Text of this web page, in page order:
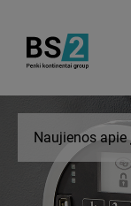
Naujienos apie